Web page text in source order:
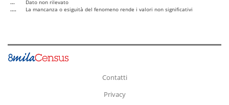
...
Dato non rilevato
....
La mancanza o esiguità del fenomeno rende i valori non significativi
Contatti
Privacy